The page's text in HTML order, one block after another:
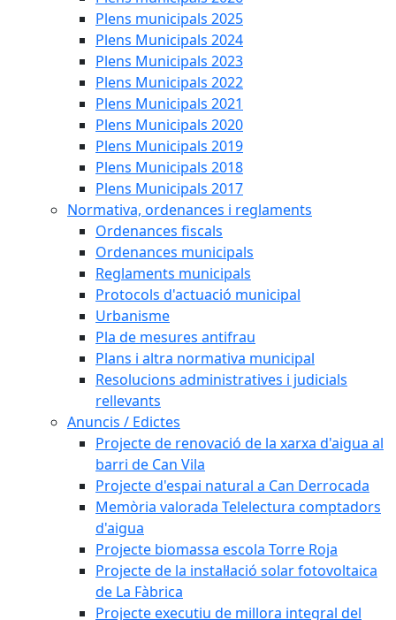
Plens municipals 2025
Plens Municipals 2024
Plens Municipals 2023
Plens Municipals 2022
Plens Municipals 2021
Plens Municipals 2020
Plens Municipals 2019
Plens Municipals 2018
Plens Municipals 2017
Normativa, ordenances i reglaments
Ordenances fiscals
Ordenances municipals
Reglaments municipals
Protocols d'actuació municipal
Urbanisme
Pla de mesures antifrau
Plans i altra normativa municipal
Resolucions administratives i judicials
rellevants
Anuncis / Edictes
Projecte de renovació de la xarxa d'aigua al
barri de Can Vila
Projecte d'espai natural a Can Derrocada
Memòria valorada Telelectura comptadors
d'aigua
Projecte biomassa escola Torre Roja
Projecte de la instal·lació solar fotovoltaica
de La Fàbrica
Projecte executiu de millora integral del